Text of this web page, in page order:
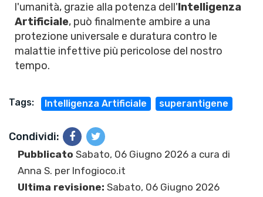
l'umanità, grazie alla potenza dell'Intelligenza
Artificiale, può finalmente ambire a una
protezione universale e duratura contro le
malattie infettive più pericolose del nostro
tempo.
Tags: Intelligenza Artificiale superantigene
Condividi:
Pubblicato Sabato, 06 Giugno 2026 a cura di
Anna S. per Infogioco.it
Ultima revisione: Sabato, 06 Giugno 2026